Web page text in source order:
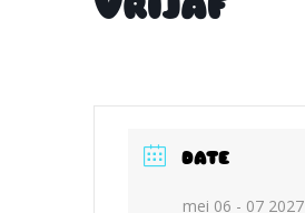
DATE
mei 06 - 07 2027